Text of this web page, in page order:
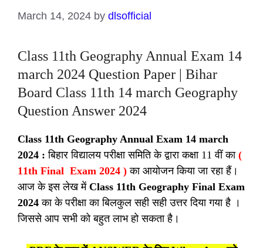
March 14, 2024 by dlsofficial
Class 11th Geography Annual Exam 14
march 2024 Question Paper | Bihar
Board Class 11th 14 march Geography
Question Answer 2024
Class 11th Geography Annual Exam 14 march
2024 : बिहार विद्यालय परीक्षा समिति के द्वारा कक्षा 11 वीं का (
11th Final Exam 2024 )का आयोजन किया जा रहा हैं।
आज के इस लेख में Class 11th Geography Final Exam
2024का के परीक्षा का बिलकुल सही सही उत्तर दिया गया है ।
जिससे आप सभी को बहुत लाभ हो सकता है।